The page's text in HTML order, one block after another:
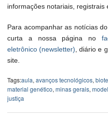
informações notariais, registrais
Para acompanhar as notícias
curta a nossa página no
eletrônico (newsletter) , diário e
site.
Tags:aula, avanços tecnológicos,
material genético, minas gerais,
justiça